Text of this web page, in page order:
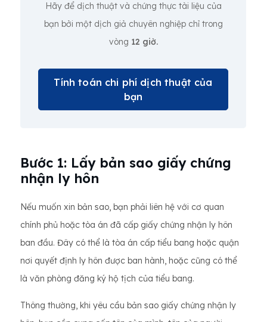
Hãy để dịch thuật và chứng thực tài liệu của
bạn bởi một dịch giả chuyên nghiệp chỉ trong
vòng 12 giờ.
Tính toán chi phí dịch thuật của
bạn
Bước 1: Lấy bản sao giấy chứng
nhận ly hôn
Nếu muốn xin bản sao, bạn phải liên hệ với cơ quan
chính phủ hoặc tòa án đã cấp giấy chứng nhận ly hôn
ban đầu. Đây có thể là tòa án cấp tiểu bang hoặc quận
nơi quyết định ly hôn được ban hành, hoặc cũng có thể
là văn phòng đăng ký hộ tịch của tiểu bang.
Thông thường, khi yêu cầu bản sao giấy chứng nhận ly